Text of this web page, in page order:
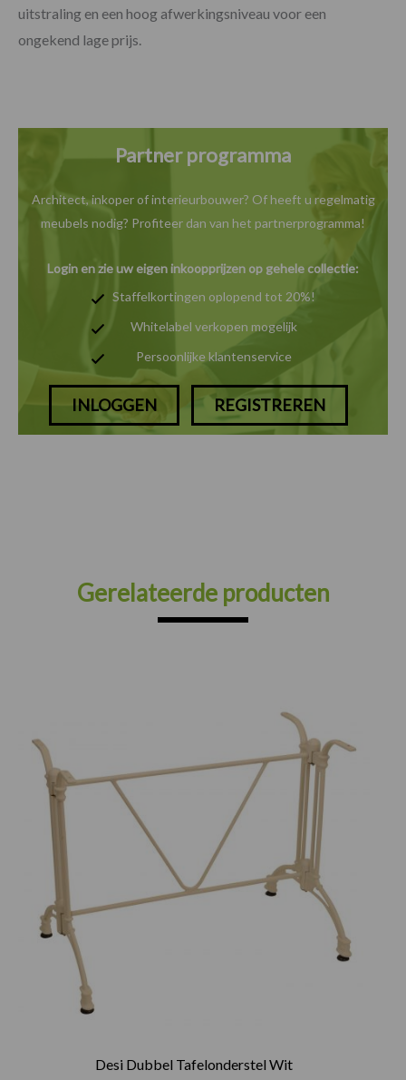
uitstraling en een hoog afwerkingsniveau voor een
ongekend lage prijs.
Partner programma
Architect, inkoper of interieurbouwer? Of heeft u regelmatig
meubels nodig? Profiteer dan van het partnerprogramma!
Login en zie uw eigen inkoopprijzen op gehele collectie:
Staffelkortingen oplopend tot 20%!
Whitelabel verkopen mogelijk
Persoonlijke klantenservice
INLOGGEN REGISTREREN
Gerelateerde producten
Desi Dubbel Tafelonderstel Wit